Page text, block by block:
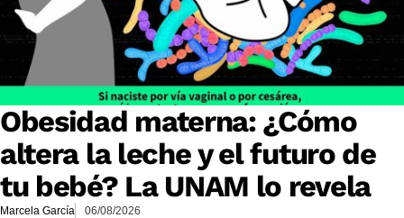
Obesidad materna: ¿Cómo
altera la leche y el futuro de
tu bebé? La UNAM lo revela
Marcela García 06/08/2026